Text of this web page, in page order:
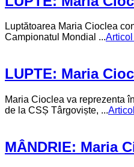
Luptătoarea Maria Cioclea
Campionatul Mondial ...
LUPTE: Maria
Maria Cioclea va reprezenta
de la CSȘ Târgoviște, ...
MÂNDRIE: Maria